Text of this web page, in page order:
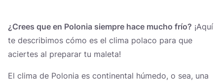
¿Crees que en Polonia siempre hace mucho frío? ¡Aquí
te describimos cómo es el clima polaco para que
aciertes al preparar tu maleta!
El clima de Polonia es continental húmedo, o sea, una